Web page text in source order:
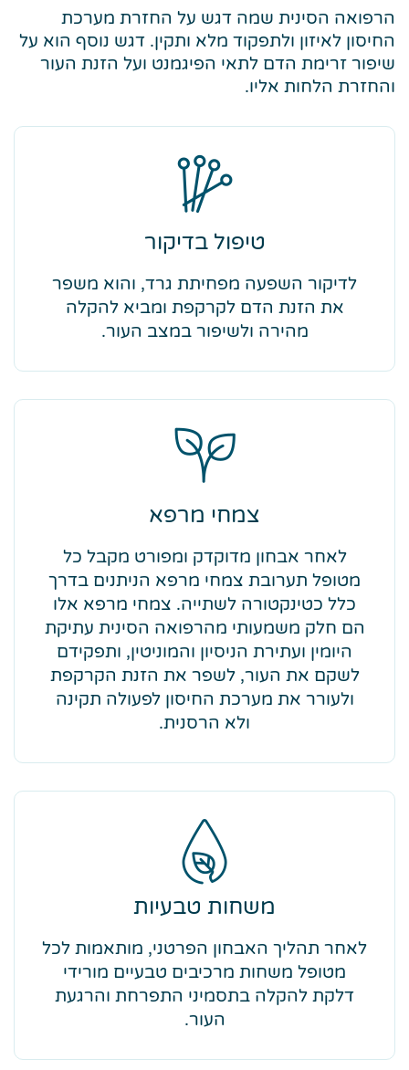
הרפואה הסינית שמה דגש על החזרת מערכת
החיסון לאיזון ולתפקוד מלא ותקין. דגש נוסף הוא על
שיפור זרימת הדם לתאי הפיגמנט ועל הזנת העור
והחזרת הלחות אליו.
טיפול בדיקור
לדיקור השפעה מפחיתת גרד, והוא משפר
את הזנת הדם לקרקפת ומביא להקלה
מהירה ולשיפור במצב העור.
צמחי מרפא
לאחר אבחון מדוקדק ומפורט מקבל כל
מטופל תערובת צמחי מרפא הניתנים בדרך
כלל כטינקטורה לשתייה. צמחי מרפא אלו
הם חלק משמעותי מהרפואה הסינית עתיקת
היומין ועתירת הניסיון והמוניטין, ותפקידם
לשקם את העור, לשפר את הזנת הקרקפת
ולעורר את מערכת החיסון לפעולה תקינה
ולא הרסנית.
משחות טבעיות
לאחר תהליך האבחון הפרטני, מותאמות לכל
מטופל משחות מרכיבים טבעיים מורידי
דלקת להקלה בתסמיני התפרחת והרגעת
העור.